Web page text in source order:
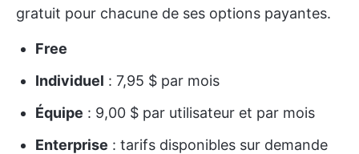
gratuit pour chacune de ses options payantes.
Free
Individuel : 7,95 $ par mois
Équipe : 9,00 $ par utilisateur et par mois
Enterprise : tarifs disponibles sur demande